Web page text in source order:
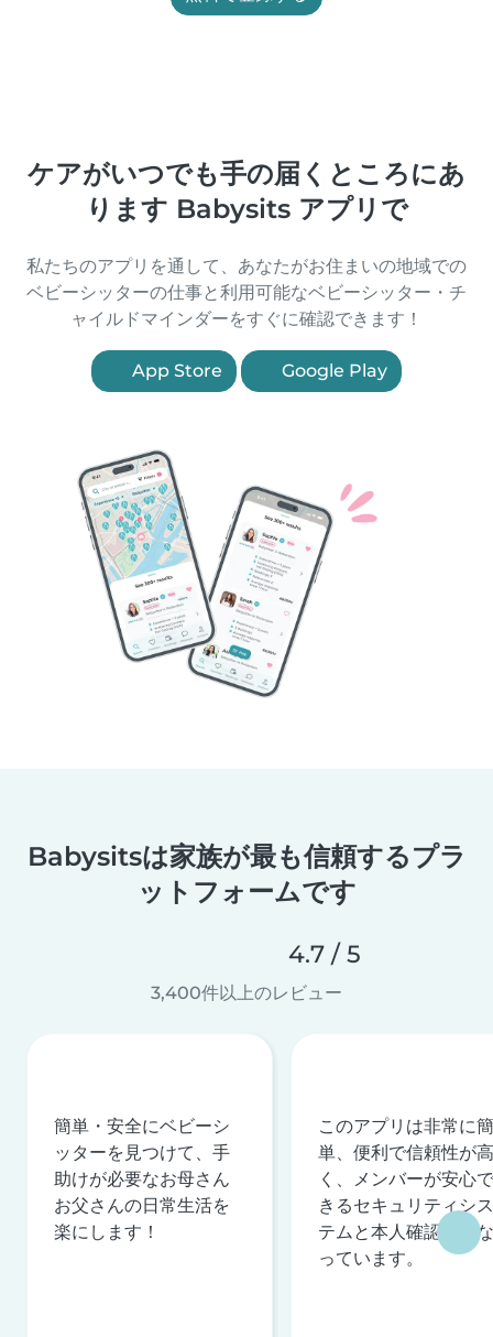
ケアがいつでも手の届くところにあ
ります Babysits アプリで
私たちのアプリを通して、あなたがお住まいの地域での
ベビーシッターの仕事と利用可能なベビーシッター・チ
ャイルドマインダーをすぐに確認できます！
App Store Google Play
Babysitsは家族が最も信頼するプラ
ットフォームです
4.7 / 5
3,400件以上のレビュー
簡単・安全にベビーシ
ッターを見つけて、手
助けが必要なお母さん
お父さんの日常生活を
楽にします！
このアプリは非常に簡
単、便利で信頼性が高
く、メンバーが安心で
きるセキュリティシス
テムと本人確認を行な
っています。